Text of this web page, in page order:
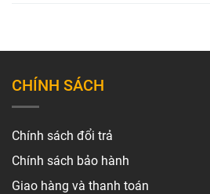
CHÍNH SÁCH
Chính sách đổi trả
Chính sách bảo hành
Giao hàng và thanh toán